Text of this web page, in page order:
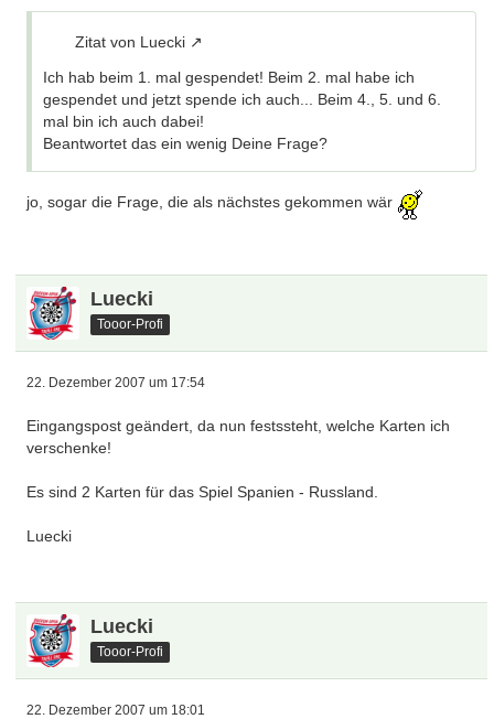
Zitat von Luecki
Ich hab beim 1. mal gespendet! Beim 2. mal habe ich
gespendet und jetzt spende ich auch... Beim 4., 5. und 6.
mal bin ich auch dabei!
Beantwortet das ein wenig Deine Frage?
jo, sogar die Frage, die als nächstes gekommen wär
Luecki
Tooor-Profi
22. Dezember 2007 um 17:54
Eingangspost geändert, da nun festssteht, welche Karten ich
verschenke!
Es sind 2 Karten für das Spiel Spanien - Russland.
Luecki
Luecki
Tooor-Profi
22. Dezember 2007 um 18:01